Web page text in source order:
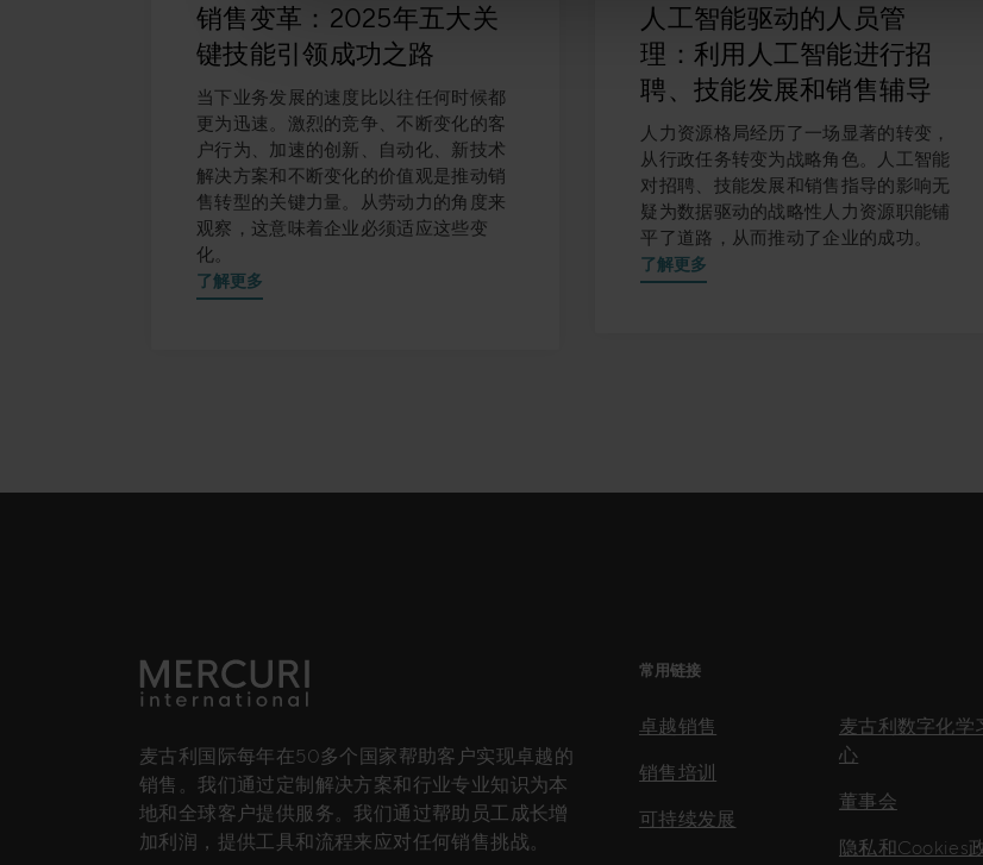
销售变革：2025年五大关
键技能引领成功之路
当下业务发展的速度比以往任何时候都
更为迅速。激烈的竞争、不断变化的客
户行为、加速的创新、自动化、新技术
解决方案和不断变化的价值观是推动销
售转型的关键力量。从劳动力的角度来
观察，这意味着企业必须适应这些变
化。
了解更多
人工智能驱动的人员管
理：利用人工智能进行招
聘、技能发展和销售辅导
人力资源格局经历了一场显著的转变，
从行政任务转变为战略角色。人工智能
对招聘、技能发展和销售指导的影响无
疑为数据驱动的战略性人力资源职能铺
平了道路，从而推动了企业的成功。
了解更多
麦古利国际每年在50多个国家帮助客户实现卓越的
销售。我们通过定制解决方案和行业专业知识为本
地和全球客户提供服务。我们通过帮助员工成长增
加利润，提供工具和流程来应对任何销售挑战。
常用链接
卓越销售
销售培训
可持续发展
麦古利数字化学
心
董事会
隐私和Cookies